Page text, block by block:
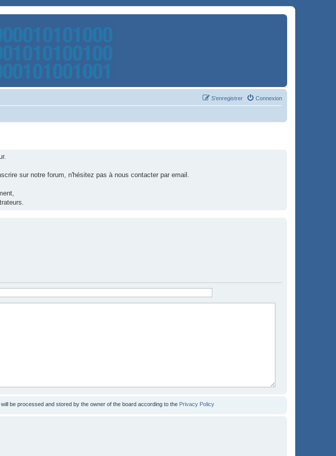
Connexion
S’enregistrer
sur notre forum, n'hésitez pas à nous contacter par email.
be processed and stored by the owner of the board according to the Privacy Policy